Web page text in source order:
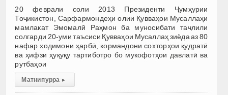
20 феврали соли 2013 Президенти Ҷумҳурии
Тоҷикистон, Сарфармондеҳи олии Қувваҳои Мусаллаҳи
мамлакат Эмомалӣ Раҳмон ба муносибати таҷлили
солгарди 20-уми таъсиси Қувваҳои Мусаллаҳ зиёда аз 80
нафар ходимони ҳарбӣ, кормандони сохторҳои қудратӣ
ва ҳифзи ҳуқуқу тартиботро бо мукофотҳои давлатӣ ва
рутбаҳои
Матни пурра ▸